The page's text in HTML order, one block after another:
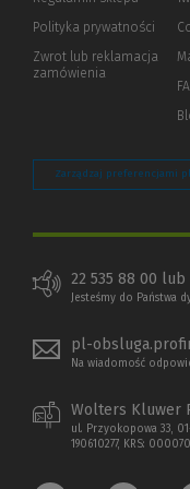
Polityka prywatności (Link
innej
Zwrot lub reklamacja
zamówienia
Zarządzaj preferencjami
22 535 88 00 lub
Jesteśmy do Państwa
pl-
Na wiadomość
Wolters Kluwer
ul. Przyokopowa 33,
190610277, KRS: